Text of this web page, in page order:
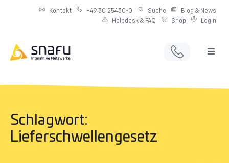
Kontakt +49 30 25430-0 Suche
Blog & News
Helpdesk & FAQ
Shop Login
Produkte & Angebote
Schlagwort:
Lieferschwellengesetz